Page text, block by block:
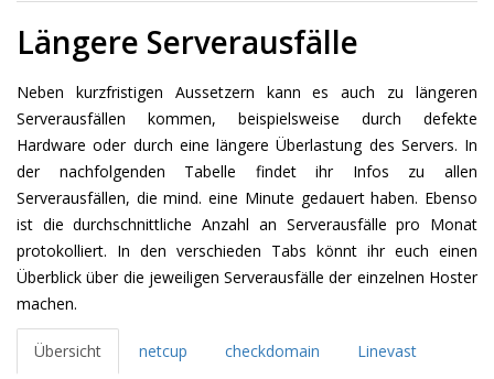
Längere Serverausfälle
Neben kurzfristigen Aussetzern kann es auch zu längeren
Serverausfällen kommen, beispielsweise durch defekte
Hardware oder durch eine längere Überlastung des Servers. In
der nachfolgenden Tabelle findet ihr Infos zu allen
Serverausfällen, die mind. eine Minute gedauert haben. Ebenso
ist die durchschnittliche Anzahl an Serverausfälle pro Monat
protokolliert. In den verschieden Tabs könnt ihr euch einen
Überblick über die jeweiligen Serverausfälle der einzelnen Hoster
machen.
Übersicht netcup checkdomain Linevast